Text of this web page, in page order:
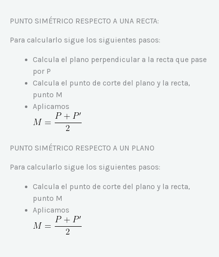
PUNTO SIMÉTRICO RESPECTO A UNA RECTA:
Para calcularlo sigue los siguientes pasos:
Calcula el plano perpendicular a la recta que pase
por P
Calcula el punto de corte del plano y la recta,
punto M
Aplicamos
PUNTO SIMÉTRICO RESPECTO A UN PLANO
Para calcularlo sigue los siguientes pasos:
Calcula el punto de corte del plano y la recta,
punto M
Aplicamos